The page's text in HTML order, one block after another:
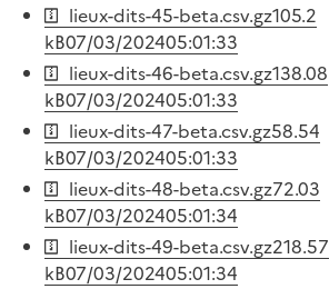
lieux-dits-45-beta.csv.gz105.2
kB07/03/202405:01:33
lieux-dits-46-beta.csv.gz138.08
kB07/03/202405:01:33
lieux-dits-47-beta.csv.gz58.54
kB07/03/202405:01:33
lieux-dits-48-beta.csv.gz72.03
kB07/03/202405:01:34
lieux-dits-49-beta.csv.gz218.57
kB07/03/202405:01:34